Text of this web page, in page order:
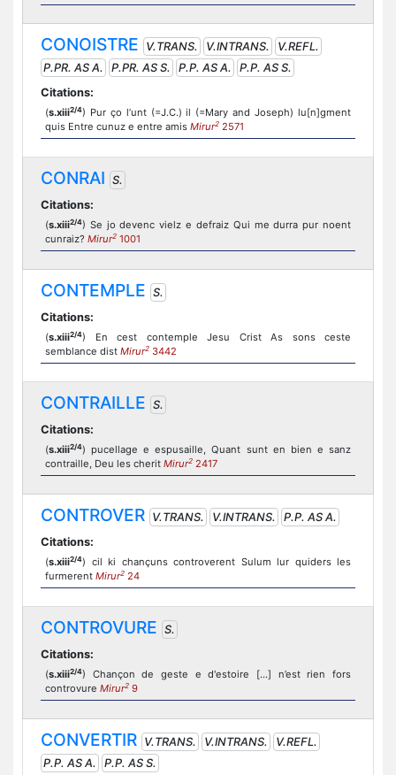
CONOISTRE V.TRANS. V.INTRANS.
V.REFL.
P.PR. AS A.
P.PR. AS S. P.P. AS A.
P.P. AS S.
Citations:
(s.xiii2/4) Pur ço l’unt (=J.C.) il (=Mary and Joseph) lu[n]gment
quis Entre cunuz e entre amis Mirur2 2571
CONRAI S.
Citations:
(s.xiii2/4) Se jo devenc vielz e defraiz Qui me durra pur noent
cunraiz? Mirur2 1001
CONTEMPLE S.
Citations:
(s.xiii2/4) En cest contemple Jesu Crist As sons ceste
semblance dist Mirur2 3442
CONTRAILLE S.
Citations:
(s.xiii2/4) pucellage e espusaille, Quant sunt en bien e sanz
contraille, Deu les cherit Mirur2 2417
CONTROVER V.TRANS. V.INTRANS.
P.P. AS A.
Citations:
(s.xiii2/4) cil ki chançuns controverent Sulum lur quiders les
furmerent Mirur2 24
CONTROVURE S.
Citations:
(s.xiii2/4) Chançon de geste e d'estoire [...] n’est rien fors
controvure Mirur2 9
CONVERTIR V.TRANS. V.INTRANS.
V.REFL.
P.P. AS A.
P.P. AS S.